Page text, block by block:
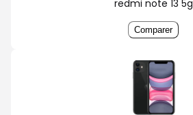
redmi note 13 5g
Comparer